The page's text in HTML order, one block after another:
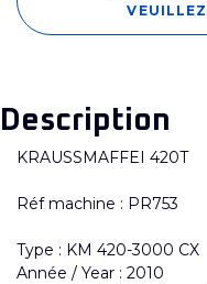
Description
KRAUSSMAFFEI 420T
Réf machine : PR753
Type : KM 420-3000 CX
Année / Year : 2010